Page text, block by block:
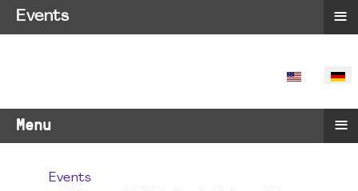
SPRACHE
Menu ≡
Events
Events ≡